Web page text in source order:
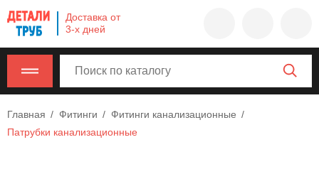
Доставка от
3-х дней
Главная Фитинги
Фитинги канализационные
Патрубки канализационные
Company
name
620000,
Москва,